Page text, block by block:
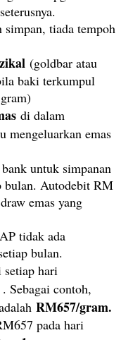
simpan, tiada tempoh
(goldbar atau
baki terkumpul
di dalam
mengeluarkan emas
bank untuk simpanan
bulan. Autodebit RM
emas yang
tidak ada
bulan.
hari
. Sebagai contoh,
RM657/gram.
pada hari